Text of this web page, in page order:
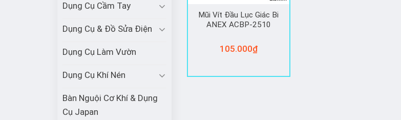
Dụng Cụ Cầm Tay
Dụng Cụ & Đồ Sửa Điện
Dụng Cụ Làm Vườn
Dụng Cụ Khí Nén
Bàn Nguội Cơ Khí & Dụng
Cụ Japan
Mũi Vít Đầu Lục Giác Bi
ANEX ACBP-2510
105.000₫